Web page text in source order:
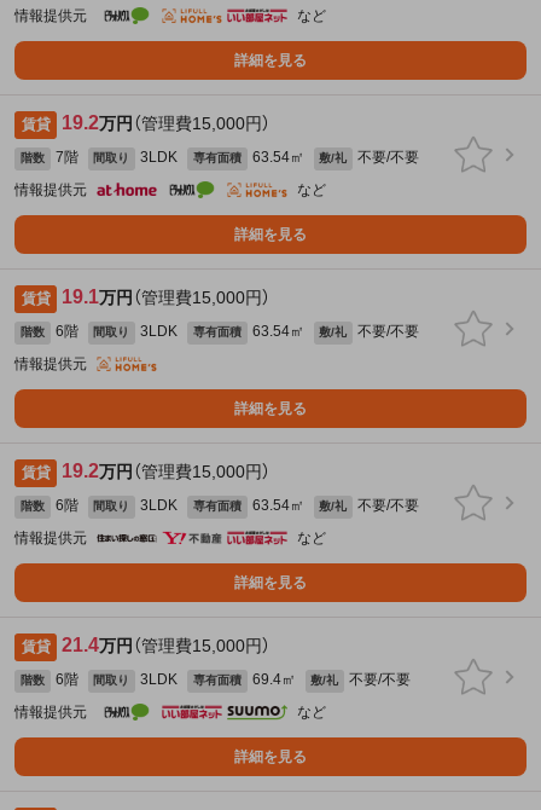
情報提供元
など
詳細を見る
賃貸 19.2万円 （管理費15,000円）
階数 7階 間取り 3LDK 専有面積 63.54㎡ 敷/礼
不要/不要
情報提供元
など
詳細を見る
賃貸 19.1万円 （管理費15,000円）
階数 6階 間取り 3LDK 専有面積 63.54㎡ 敷/礼
不要/不要
情報提供元
詳細を見る
賃貸 19.2万円 （管理費15,000円）
階数 6階 間取り 3LDK 専有面積 63.54㎡ 敷/礼
不要/不要
情報提供元
など
詳細を見る
賃貸 21.4万円 （管理費15,000円）
階数 6階 間取り 3LDK 専有面積 69.4㎡ 敷/礼
不要/不要
情報提供元
など
詳細を見る